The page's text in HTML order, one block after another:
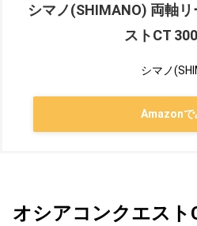
シマノ(SHIMANO) 両軸
ストCT
シマノ
Amazonで
オシアコンクエスト